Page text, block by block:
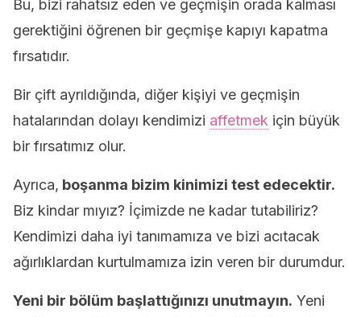
Bu, bizi rahatsız eden ve geçmişin orada kalması
gerektiğini öğrenen bir geçmişe kapıyı kapatma
fırsatıdır.
Bir çift ayrıldığında, diğer kişiyi ve geçmişin
hatalarından dolayı kendimizi affetmek için büyük
bir fırsatımız olur.
Ayrıca, boşanma bizim kinimizi test edecektir.
Biz kindar mıyız? İçimizde ne kadar tutabiliriz?
Kendimizi daha iyi tanımamıza ve bizi acıtacak
ağırlıklardan kurtulmamıza izin veren bir durumdur.
Yeni bir bölüm başlattığınızı unutmayın. Yeni